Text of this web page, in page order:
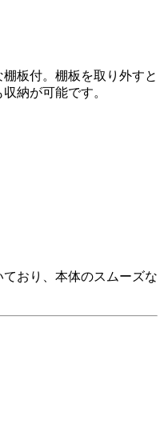
板付。棚板を取り外すと
納が可能です。
おり、本体のスムーズな